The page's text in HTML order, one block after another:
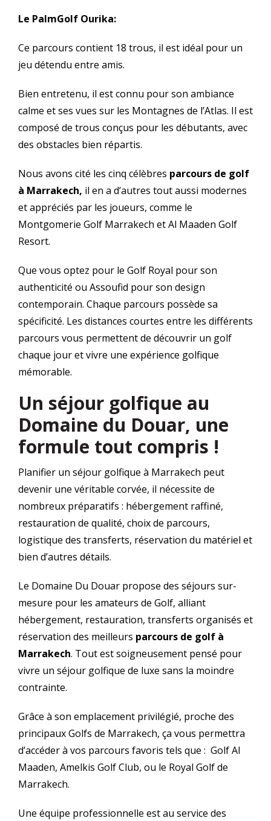
Le PalmGolf Ourika:
Ce parcours contient 18 trous, il est idéal pour un
jeu détendu entre amis.
Bien entretenu, il est connu pour son ambiance
calme et ses vues sur les Montagnes de l’Atlas. Il est
composé de trous conçus pour les débutants, avec
des obstacles bien répartis.
Nous avons cité les cinq célèbres parcours de golf
à Marrakech, il en a d’autres tout aussi modernes
et appréciés par les joueurs, comme le
Montgomerie Golf Marrakech et Al Maaden Golf
Resort.
Que vous optez pour le Golf Royal pour son
authenticité ou Assoufid pour son design
contemporain. Chaque parcours possède sa
spécificité. Les distances courtes entre les différents
parcours vous permettent de découvrir un golf
chaque jour et vivre une expérience golfique
mémorable.
Un séjour golfique au
Domaine du Douar, une
formule tout compris !
Planifier un séjour golfique à Marrakech peut
devenir une véritable corvée, il nécessite de
nombreux préparatifs : hébergement raffiné,
restauration de qualité, choix de parcours,
logistique des transferts, réservation du matériel et
bien d’autres détails.
Le Domaine Du Douar propose des séjours sur-
mesure pour les amateurs de Golf, alliant
hébergement, restauration, transferts organisés et
réservation des meilleurs parcours de golf à
Marrakech. Tout est soigneusement pensé pour
vivre un séjour golfique de luxe sans la moindre
contrainte.
Grâce à son emplacement privilégié, proche des
principaux Golfs de Marrakech, ça vous permettra
d’accéder à vos parcours favoris tels que : Golf Al
Maaden, Amelkis Golf Club, ou le Royal Golf de
Marrakech.
Une équipe professionnelle est au service des